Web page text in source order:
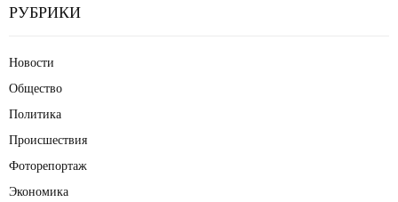
РУБРИКИ
Новости
Общество
Политика
Происшествия
Фоторепортаж
Экономика